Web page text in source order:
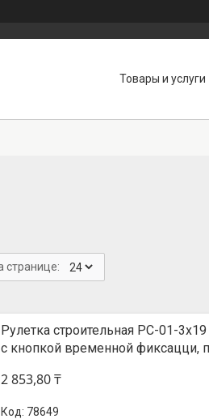
Товары и услуги
Рулетка строительная РС-01-
с кнопкой временной фиксацци,
2 853,80 ₸
78649